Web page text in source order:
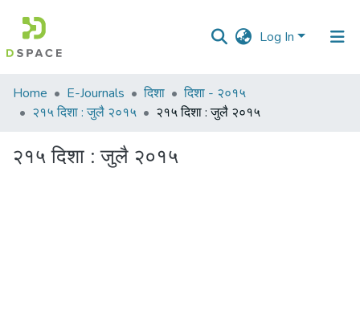
Log In
Communities
&
All of DSpace
Home E-Journals दिशा
दिशा - २०१५
२१५ दिशा : जुलै २०१५
२१५ दिशा : जुलै २०१५
२१५ दिशा : जुलै २०१५